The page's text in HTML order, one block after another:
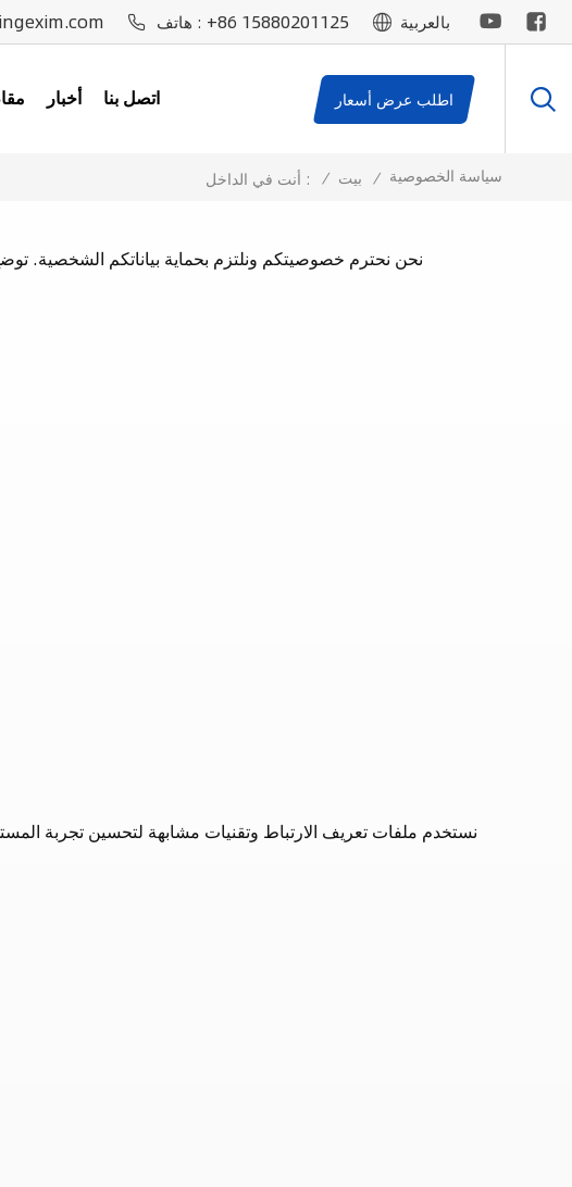
هاتف : +86 15880201125 بالعربية
أخبار اتصل بنا اطلب عرض أسعار
أنت في الداخل : / بيت / سياسة الخصوصية
نستخدم ملفات تعريف الارتباط وتقنيات مشابهة لتحسين تجربة